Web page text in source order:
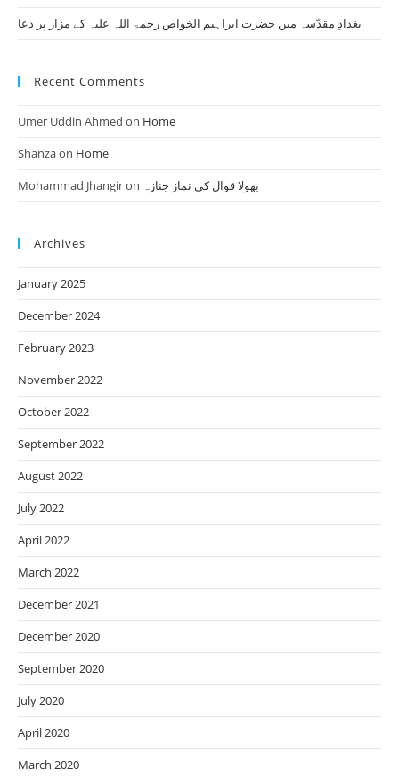
بغدادِ مقدّسہ میں حضرت ابراہیم الخواص رحمۃ اللہ علیہ کے مزار پر دعا
Recent Comments
Umer Uddin Ahmed on Home
Shanzaon Home
Mohammad Jhangiron بھولا قوال کی نماز جنازہ
Archives
January 2025
December 2024
February 2023
November 2022
October 2022
September 2022
August 2022
July 2022
April 2022
March 2022
December 2021
December 2020
September 2020
July 2020
April 2020
March 2020